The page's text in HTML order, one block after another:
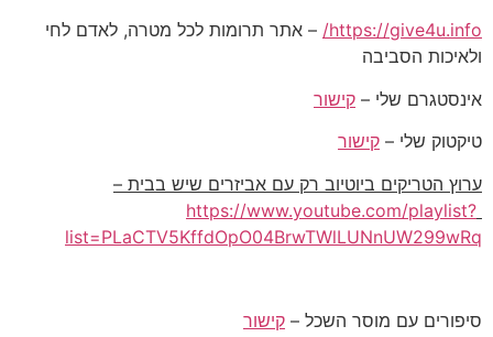
https://give4u.info/ – אתר תרומות לכל מטרה, לאדם לחי
ולאיכות הסביבה
אינסטגרם שלי – קישור
טיקטוק שלי – קישור
ערוץ הטריקים ביוטיוב רק עם אביזרים שיש בבית –
https://www.youtube.com/playlist?
list=PLaCTV5KffdOpO04BrwTWlLUNnUW299wRq
סיפורים עם מוסר השכל – קישור